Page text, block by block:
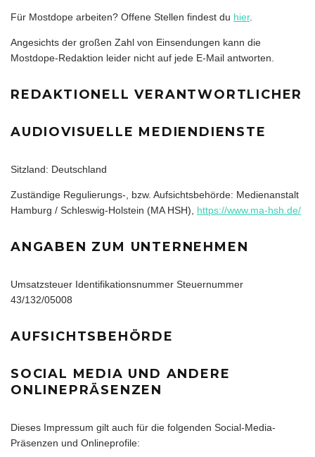
Für Mostdope arbeiten? Offene Stellen findest du hier.
Angesichts der großen Zahl von Einsendungen kann die
Mostdope-Redaktion leider nicht auf jede E-Mail antworten.
REDAKTIONELL VERANTWORTLICHER
AUDIOVISUELLE MEDIENDIENSTE
Sitzland: Deutschland
Zuständige Regulierungs-, bzw. Aufsichtsbehörde: Medienanstalt
Hamburg / Schleswig-Holstein (MA HSH), https://www.ma-hsh.de/
ANGABEN ZUM UNTERNEHMEN
Umsatzsteuer Identifikationsnummer Steuernummer
43/132/05008
AUFSICHTSBEHÖRDE
SOCIAL MEDIA UND ANDERE
ONLINEPRÄSENZEN
Dieses Impressum gilt auch für die folgenden Social-Media-
Präsenzen und Onlineprofile: